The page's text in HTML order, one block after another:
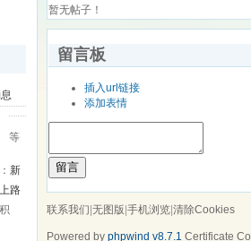
等
新
路
暂无帖子！
留言板
插入url链接
添加表情
留言
联系我们|无图版|手机浏览|清除Cookies
Powered by phpwind v8.7.1 Certificate